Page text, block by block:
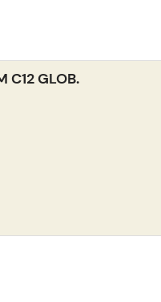
C12 GLOB.